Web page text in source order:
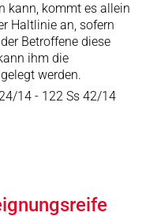
kann, kommt es allein
Haltlinie an, sofern
Betroffene diese
ihm die
werden.
14 - 122 Ss 42/14